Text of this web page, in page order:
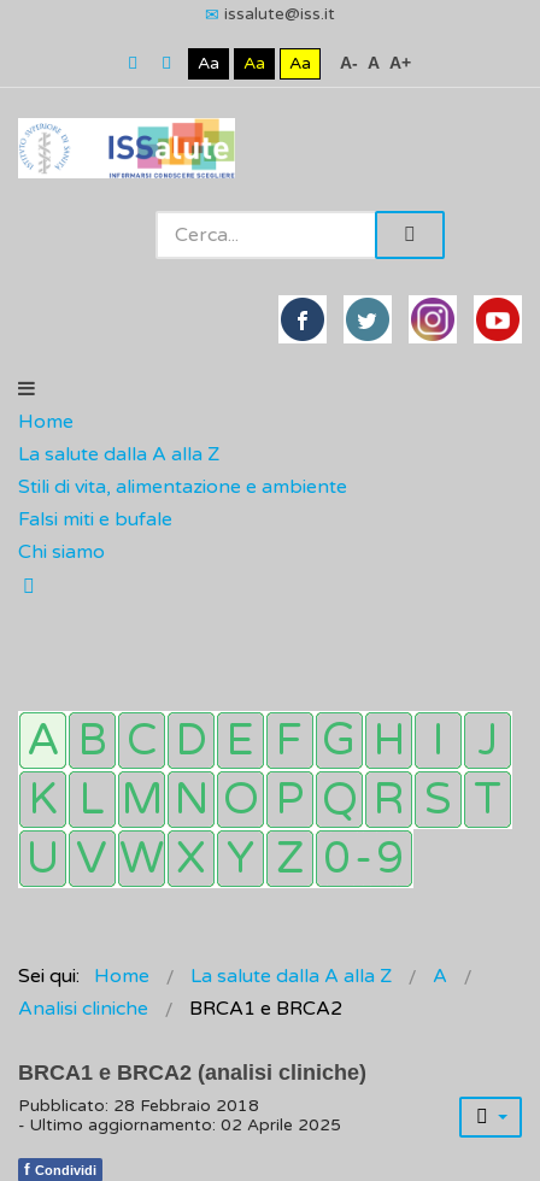
issalute@iss.it
Aa Aa Aa A- A A+
Home
La salute dalla A alla Z
Stili di vita, alimentazione e ambiente
Falsi miti e bufale
Chi siamo
Sei qui: Home La salute dalla A alla Z
A
Analisi cliniche
BRCA1 e BRCA2
BRCA1 e BRCA2 (analisi cliniche)
Pubblicato: 28 Febbraio 2018
- Ultimo aggiornamento: 02 Aprile 2025
f Condividi